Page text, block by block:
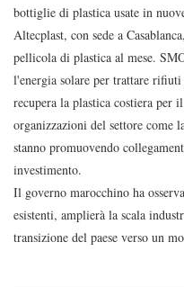
bottiglie di plastica usate in
Altecplast, con sede a
pellicola di plastica al mese.
l'energia solare per trattare
recupera la plastica costiera
organizzazioni del settore come
stanno promuovendo
investimento.
Il governo marocchino ha
esistenti, amplierà la scala
transizione del paese verso un